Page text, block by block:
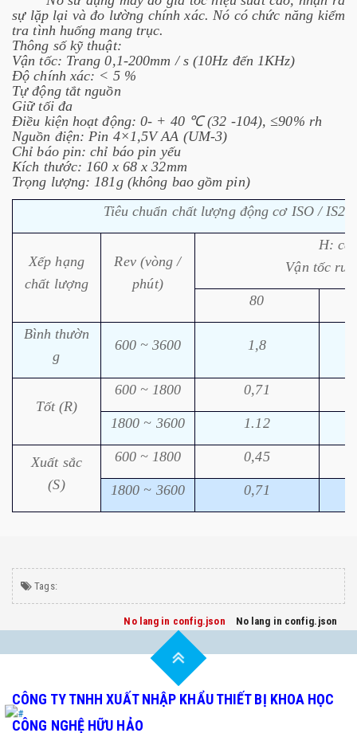
sự lặp lại và đo lường chính xác. Nó có chức năng kiểm
tra tình huống mang trục.
Thông số kỹ thuật:
Vận tốc: Trang 0,1-200mm / s (10Hz đến 1KHz)
Độ chính xác: < 5 %
Tự động tắt nguồn
Giữ tối đa
Điều kiện hoạt động: 0- + 40 ℃ (32 -104), ≤90% rh
Nguồn điện: Pin 4×1,5V AA (UM-3)
Chỉ báo pin: chỉ báo pin yếu
Kích thước: 160 x 68 x 32mm
Trọng lượng: 181g (không bao gồm pin)
Tiêu chuẩn chất lượng động cơ ISO /
Xếp hạng
chất lượng
Rev (vòng /
phút)
H:
Vận tốc
80
Bình thườn
g
600 ~ 3600 1,8
Tốt (R)
600 ~ 1800 0,71
1800 ~ 3600 1.12
Xuất sắc
(S)
600 ~ 1800 0,45
1800 ~ 3600 0,71
Tags:
No lang in config.json No lang in config.json
CÔNG TY TNHH XUẤT NHẬP KHẨU THIẾT BỊ KHOA HỌC
CÔNG NGHỆ HỮU HẢO